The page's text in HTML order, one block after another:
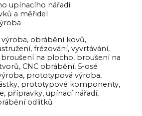
upínacího nářadí
a měřidel
obrábění kovů,
frézování, vyvrtávání,
na plocho, broušení na
CNC obrábění, 5-osé
prototypová výroba,
prototypové komponenty,
přípravky, upínací nářadí,
odlitků